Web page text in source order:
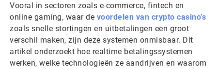
Vooral in sectoren zoals e-commerce, fintech en
online gaming, waar de voordelen van crypto casino’s
zoals snelle stortingen en uitbetalingen een groot
verschil maken, zijn deze systemen onmisbaar. Dit
artikel onderzoekt hoe realtime betalingssystemen
werken, welke technologieën ze aandrijven en waarom